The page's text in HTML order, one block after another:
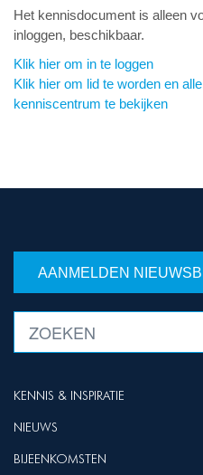
Het kennisdocument is alleen
inloggen, beschikbaar.
Klik hier om in te loggen
Klik hier om lid te worden en
kenniscentrum te bekijken
AANMELDEN
KENNIS & INSPIRATIE
NIEUWS
BIJEENKOMSTEN